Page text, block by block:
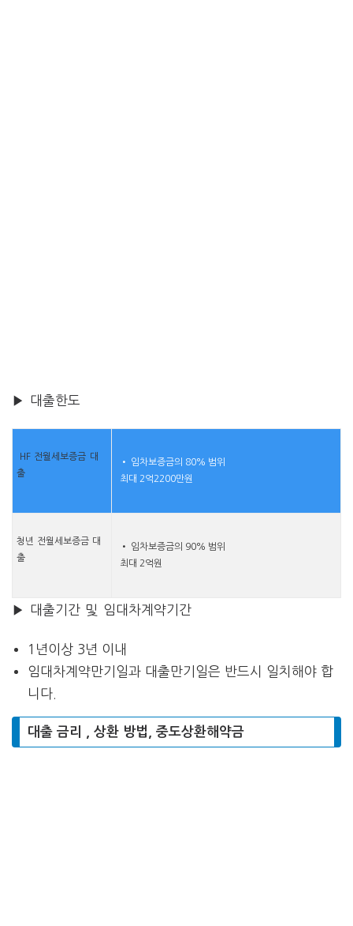
▶ 대출한도
HF 전월세보증금 대
출
• 임차보증금의 80% 범위
최대 2억2200만원
청년 전월세보증금 대
출
• 임차보증금의 90% 범위
최대 2억원
▶ 대출기간 및 임대차계약기간
1년이상 3년 이내
임대차계약만기일과 대출만기일은 반드시 일치해야 합
니다.
대출 금리 , 상환 방법, 중도상환해약금